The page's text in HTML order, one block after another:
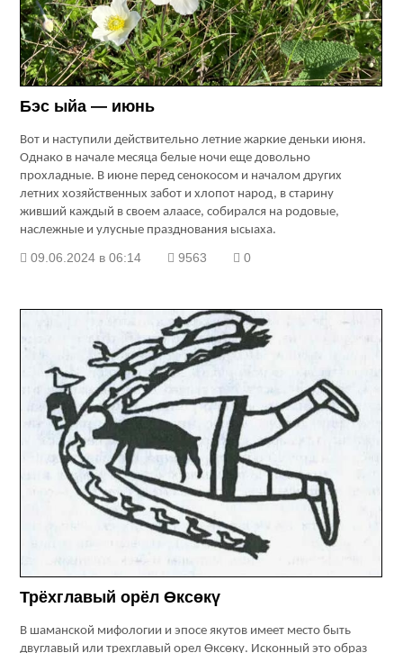
Бэс ыйа — июнь
Вот и наступили действительно летние жаркие деньки июня.
Однако в начале месяца белые ночи еще довольно
прохладные. В июне перед сенокосом и началом других
летних хозяйственных забот и хлопот народ, в старину
живший каждый в своем алаасе, собирался на родовые,
наслежные и улусные празднования ысыаха.
09.06.2024 в 06:14 9563 0
Трёхглавый орёл Өксөкү
В шаманской мифологии и эпосе якутов имеет место быть
двуглавый или трехглавый орел Өксөкү. Исконный это образ